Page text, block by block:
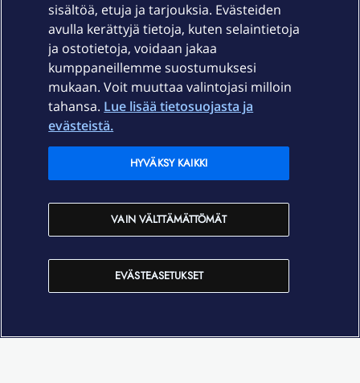
Palvelut
Ajankohtaista
Elisa Oyj
In English
sisältöä, etuja ja tarjouksia. Evästeiden
avulla kerättyjä tietoja, kuten selaintietoja
ja ostotietoja, voidaan jakaa
kumppaneillemme suostumuksesi
mukaan. Voit muuttaa valintojasi milloin
tahansa. Lue lisää tietosuojasta ja
evästeistä.
EVÄSTEASETUKSET
VAIN VÄLTTÄMÄTTÖMÄT
HYVÄKSY KAIKKI